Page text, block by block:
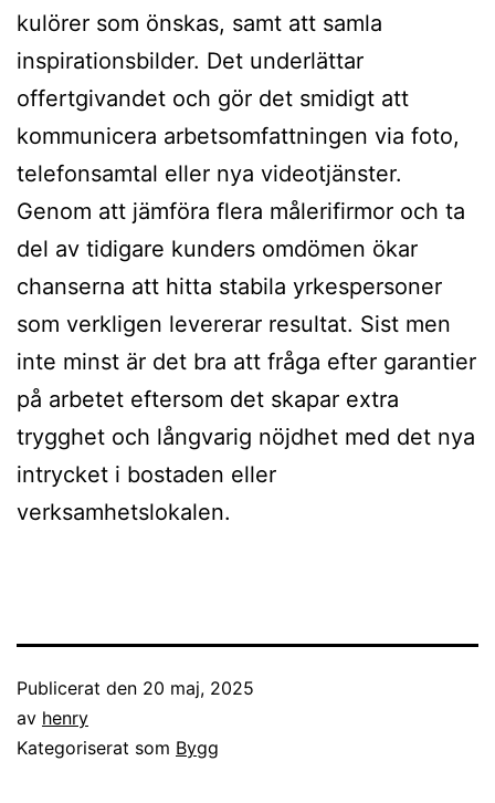
kulörer som önskas, samt att samla
inspirationsbilder. Det underlättar
offertgivandet och gör det smidigt att
kommunicera arbetsomfattningen via foto,
telefonsamtal eller nya videotjänster.
Genom att jämföra flera målerifirmor och ta
del av tidigare kunders omdömen ökar
chanserna att hitta stabila yrkespersoner
som verkligen levererar resultat. Sist men
inte minst är det bra att fråga efter garantier
på arbetet eftersom det skapar extra
trygghet och långvarig nöjdhet med det nya
intrycket i bostaden eller
verksamhetslokalen.
Publicerat den 20 maj, 2025
av henry
Kategoriserat som Bygg